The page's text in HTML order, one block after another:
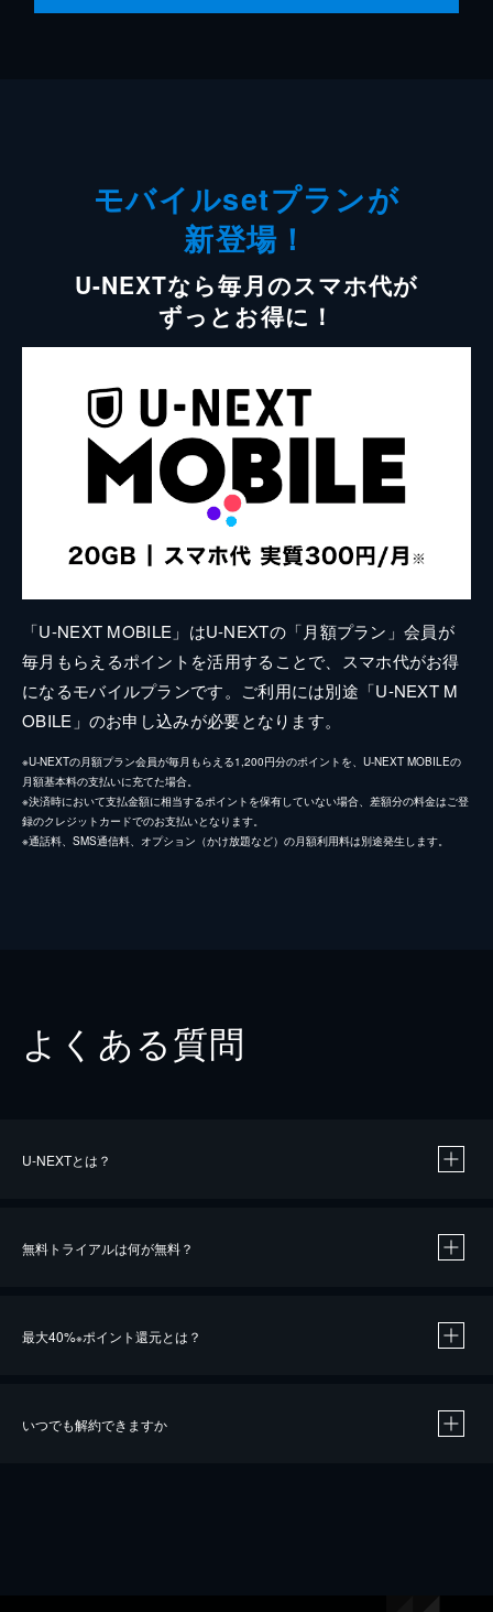
モバイルsetプランが
新登場！
U-NEXTなら毎月のスマホ代が
ずっとお得に！
「U-NEXT MOBILE」はU-NEXTの「月額プラン」会員が
毎月もらえるポイントを活用することで、スマホ代がお得
になるモバイルプランです。ご利用には別途「U-NEXT M
OBILE」のお申し込みが必要となります。
※U-NEXTの月額プラン会員が毎月もらえる1,200円分のポイントを、U-NEXT MOBILEの
月額基本料の支払いに充てた場合。
※決済時において支払金額に相当するポイントを保有していない場合、差額分の料金はご登
録のクレジットカードでのお支払いとなります。
※通話料、SMS通信料、オプション（かけ放題など）の月額利用料は別途発生します。
よくある質問
U-NEXTとは？
無料トライアルは何が無料？
最大40%※ポイント還元とは？
いつでも解約できますか